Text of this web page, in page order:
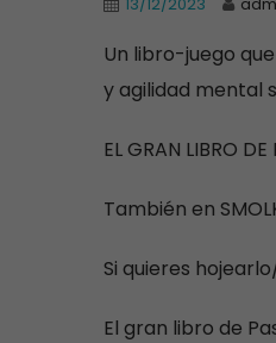
Un libro-juego
y agilidad mental
EL GRAN LIBRO
También en
Si quieres
El gran libro de